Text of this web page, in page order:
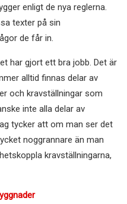
enligt de nya reglerna.
texter på sin
de får in.
har gjort ett bra jobb. Det är
alltid finnas delar av
och kravställningar som
inte alla delar av
tycker att om man ser det
noggrannare än man
kravställningarna,